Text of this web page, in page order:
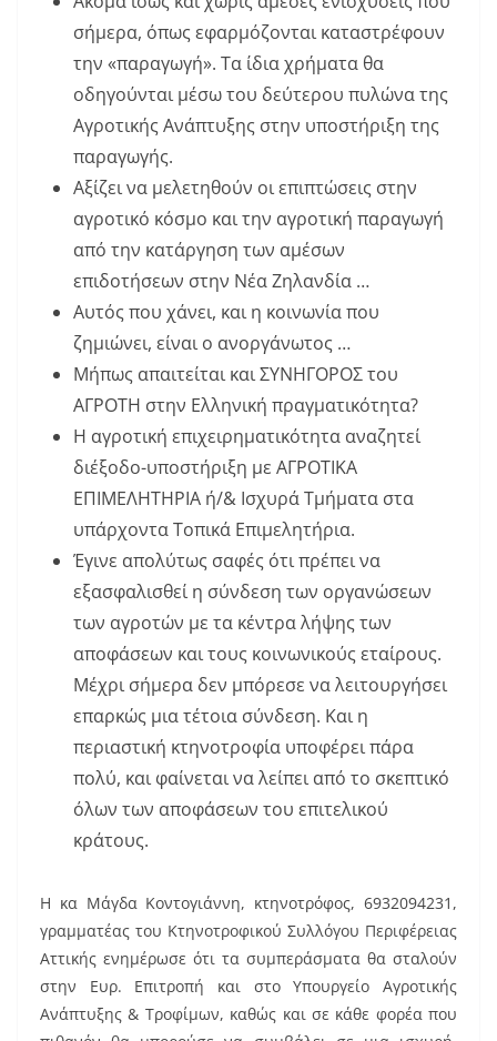
σήμερα, όπως εφαρμόζονται καταστρέφουν
την «παραγωγή». Τα ίδια χρήματα θα
οδηγούνται μέσω του δεύτερου πυλώνα της
Αγροτικής Ανάπτυξης στην υποστήριξη της
παραγωγής.
Αξίζει να μελετηθούν οι επιπτώσεις στην
αγροτικό κόσμο και την αγροτική παραγωγή
από την κατάργηση των αμέσων
επιδοτήσεων στην Νέα Ζηλανδία …
Αυτός που χάνει, και η κοινωνία που
ζημιώνει, είναι ο ανοργάνωτος …
Μήπως απαιτείται και ΣΥΝΗΓΟΡΟΣ του
ΑΓΡΟΤΗ στην Ελληνική πραγματικότητα?
Η αγροτική επιχειρηματικότητα αναζητεί
διέξοδο-υποστήριξη με ΑΓΡΟΤΙΚΑ
ΕΠΙΜΕΛΗΤΗΡΙΑ ή/& Ισχυρά Τμήματα στα
υπάρχοντα Τοπικά Επιμελητήρια.
Έγινε απολύτως σαφές ότι πρέπει να
εξασφαλισθεί η σύνδεση των οργανώσεων
των αγροτών με τα κέντρα λήψης των
αποφάσεων και τους κοινωνικούς εταίρους.
Μέχρι σήμερα δεν μπόρεσε να λειτουργήσει
επαρκώς μια τέτοια σύνδεση. Και η
περιαστική κτηνοτροφία υποφέρει πάρα
πολύ, και φαίνεται να λείπει από το σκεπτικό
όλων των αποφάσεων του επιτελικού
κράτους.
Η κα Μάγδα Κοντογιάννη, κτηνοτρόφος, 6932094231,
γραμματέας του Κτηνοτροφικού Συλλόγου Περιφέρειας
Αττικής ενημέρωσε ότι τα συμπεράσματα θα σταλούν
στην Ευρ. Επιτροπή και στο Υπουργείο Αγροτικής
Ανάπτυξης & Τροφίμων, καθώς και σε κάθε φορέα που